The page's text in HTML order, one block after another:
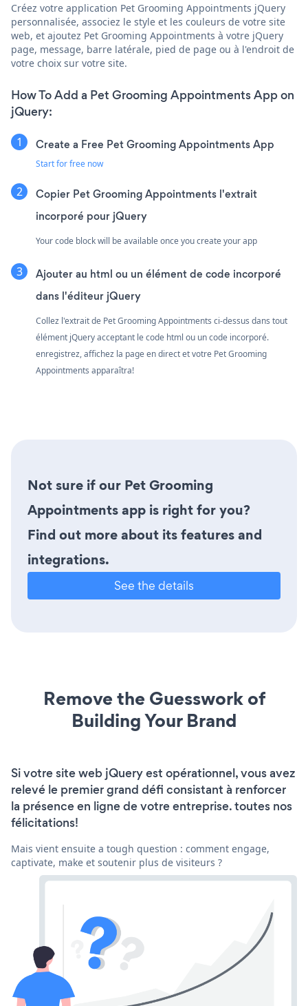
Créez votre application Pet Grooming Appointments jQuery
personnalisée, associez le style et les couleurs de votre site
web, et ajoutez Pet Grooming Appointments à votre jQuery
page, message, barre latérale, pied de page ou à l'endroit de
votre choix sur votre site.
How To Add a Pet Grooming Appointments App on
jQuery:
Create a Free Pet Grooming Appointments App
Start for free now
Copier Pet Grooming Appointments l'extrait
incorporé pour jQuery
Your code block will be available once you create your app
Ajouter au html ou un élément de code incorporé
dans l'éditeur jQuery
Collez l'extrait de Pet Grooming Appointments ci-dessus dans tout
élément jQuery acceptant le code html ou un code incorporé.
enregistrez, affichez la page en direct et votre Pet Grooming
Appointments apparaîtra!
Not sure if our Pet Grooming
Appointments app is right for you?
Find out more about its features and
integrations.
See the details
Remove the Guesswork of
Building Your Brand
Si votre site web jQuery est opérationnel, vous avez
relevé le premier grand défi consistant à renforcer
la présence en ligne de votre entreprise. toutes nos
félicitations!
Mais vient ensuite a tough question : comment engage,
captivate, make et soutenir plus de visiteurs ?